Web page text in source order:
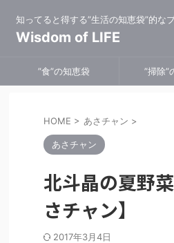
知ってると得する”生活の知恵袋”的なブ
Wisdom of LIFE
”食”の知恵袋 ”掃除”
HOME > あさチャン >
あさチャン
北斗晶の夏野
さチャン】
2017年3月4日